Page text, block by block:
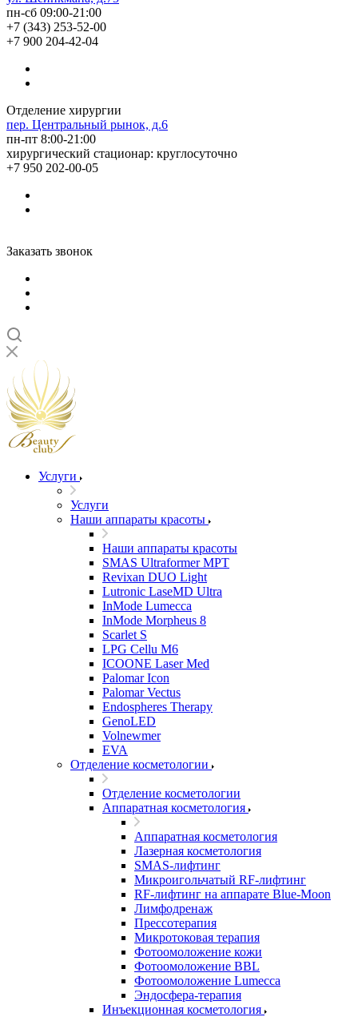
пн-сб 09:00-21:00
+7 (343) 253-52-00
+7 900 204-42-04
Отделение хирургии
пер. Центральный рынок, д.6
пн-пт 8:00-21:00
хирургический стационар: круглосуточно
+7 950 202-00-05
Заказать звонок
Услуги
Услуги
Наши аппараты красоты
Наши аппараты красоты
SMAS Ultraformer MPT
Revixan DUO Light
Lutronic LaseMD Ultra
InMode Lumecca
InMode Morpheus 8
Scarlet S
LPG Cellu M6
ICOONE Laser Med
Palomar Icon
Palomar Vectus
Endospheres Therapy
GenoLED
Volnewmer
EVA
Отделение косметологии
Отделение косметологии
Аппаратная косметология
Аппаратная косметология
Лазерная косметология
SMAS-лифтинг
Микроигольчатый RF-лифтинг
RF-лифтинг на аппарате Blue-Moon
Лимфодренаж
Прессотерапия
Микротоковая терапия
Фотоомоложение кожи
Фотоомоложение BBL
Фотоомоложение Lumecca
Эндосфера-терапия
Инъекционная косметология